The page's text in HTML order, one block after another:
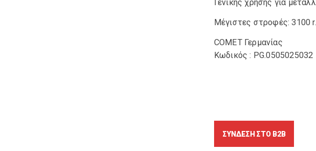
Γενικής χρήσης για
Μέγιστες στροφές: 3100
COMET Γερμανίας
Κωδικός : PG.0505025032